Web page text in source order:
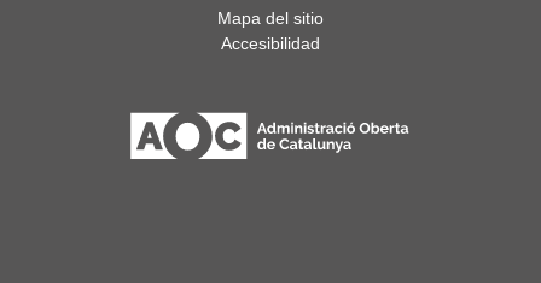
Mapa del sitio
Accesibilidad